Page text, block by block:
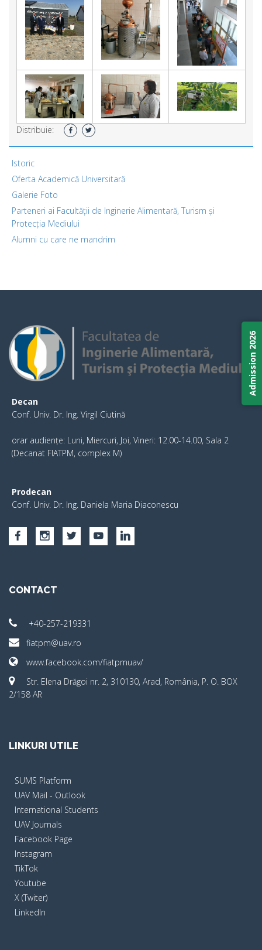
Distribuie:
Istoric
Oferta Academică Universitară
Galerie Foto
Parteneri ai Facultății de Inginerie Alimentară, Turism și
Protecția Mediului
Alumni cu care ne mandrim
Decan
Conf. Univ. Dr. Ing. Virgil Ciutină
orar audiențe: Luni, Miercuri, Joi, Vineri: 12.00-14.00, Sala 2
(Decanat FIATPM, complex M)
Prodecan
Conf. Univ. Dr. Ing. Daniela Maria Diaconescu
CONTACT
+40-257-219331
fiatpm@uav.ro
www.facebook.com/fiatpmuav/
Str. Elena Drăgoi nr. 2, 310130, Arad, România, P. O. BOX
2/158 AR
LINKURI UTILE
SUMS Platform
UAV Mail - Outlook
International Students
UAV Journals
Facebook Page
Instagram
TikTok
Youtube
X (Twiter)
LinkedIn
Admission 2026